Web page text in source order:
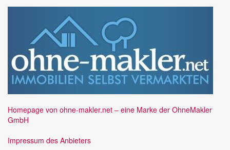
Homepage von ohne-makler.net – eine Marke der OhneMakler
GmbH
Impressum des Anbieters